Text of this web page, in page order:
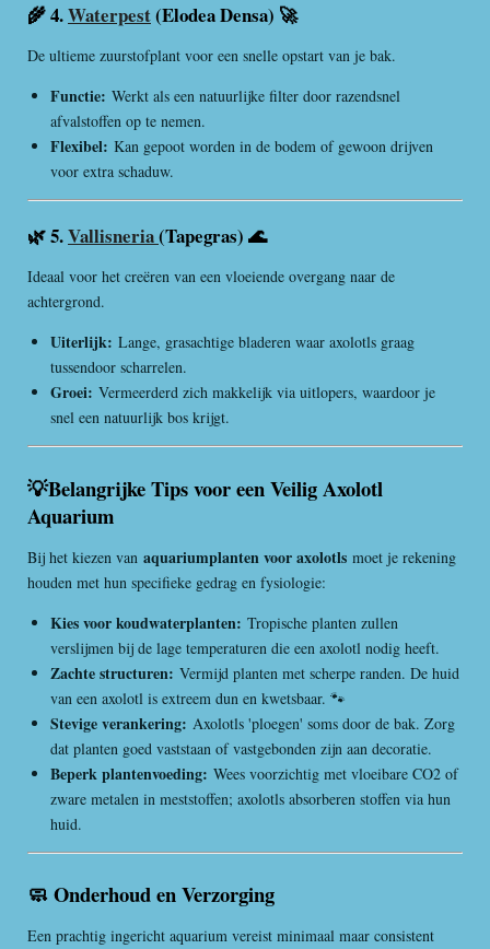
🌾 4.Waterpest(Elodea Densa) 🚀
De ultieme zuurstofplant voor een snelle opstart van je bak.
Functie: Werkt als een natuurlijke filter door razendsnel
afvalstoffen op te nemen.
Flexibel: Kan gepoot worden in de bodem of gewoon drijven
voor extra schaduw.
🌿 5.Vallisneria(Tapegras) 🌊
Ideaal voor het creëren van een vloeiende overgang naar de
achtergrond.
Uiterlijk: Lange, grasachtige bladeren waar axolotls graag
tussendoor scharrelen.
Groei: Vermeerderd zich makkelijk via uitlopers, waardoor je
snel een natuurlijk bos krijgt.
💡Belangrijke Tips voor een Veilig Axolotl
Aquarium
Bij het kiezen van aquariumplanten voor axolotls moet je rekening
houden met hun specifieke gedrag en fysiologie:
Kies voor koudwaterplanten: Tropische planten zullen
verslijmen bij de lage temperaturen die een axolotl nodig heeft.
Zachte structuren: Vermijd planten met scherpe randen. De huid
van een axolotl is extreem dun en kwetsbaar. 🐾
Stevige verankering: Axolotls 'ploegen' soms door de bak. Zorg
dat planten goed vaststaan of vastgebonden zijn aan decoratie.
Beperk plantenvoeding: Wees voorzichtig met vloeibare CO2 of
zware metalen in meststoffen; axolotls absorberen stoffen via hun
huid.
🧼 Onderhoud en Verzorging
Een prachtig ingericht aquarium vereist minimaal maar consistent